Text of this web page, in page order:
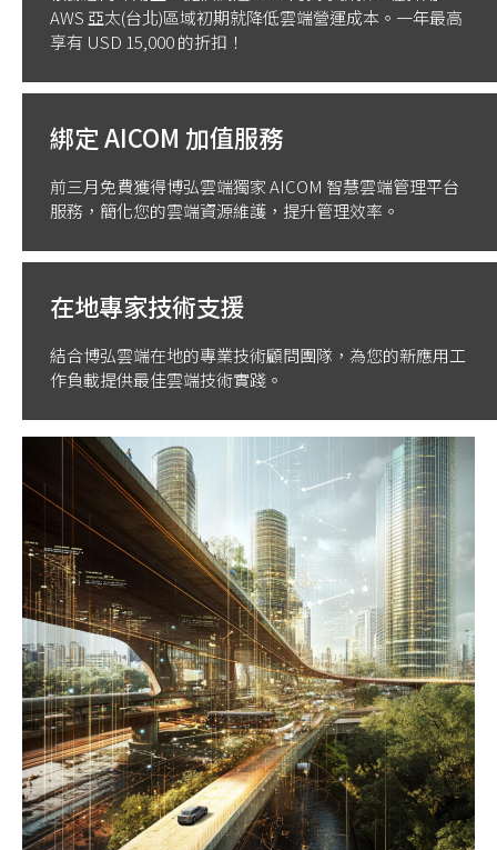
AWS 亞太(台北)區域初期就降低雲端營運成本。一年最高
享有 USD 15,000 的折扣！
綁定 AICOM 加值服務
前三月免費獲得博弘雲端獨家 AICOM 智慧雲端管理平台
服務，簡化您的雲端資源維護，提升管理效率。
在地專家技術支援
結合博弘雲端在地的專業技術顧問團隊，為您的新應用工
作負載提供最佳雲端技術實踐。